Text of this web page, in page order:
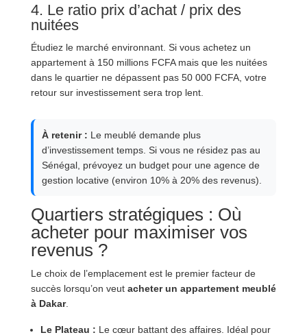
4. Le ratio prix d’achat / prix des
nuitées
Étudiez le marché environnant. Si vous achetez un
appartement à 150 millions FCFA mais que les nuitées
dans le quartier ne dépassent pas 50 000 FCFA, votre
retour sur investissement sera trop lent.
À retenir : Le meublé demande plus
d’investissement temps. Si vous ne résidez pas au
Sénégal, prévoyez un budget pour une agence de
gestion locative (environ 10% à 20% des revenus).
Quartiers stratégiques : Où
acheter pour maximiser vos
revenus ?
Le choix de l’emplacement est le premier facteur de
succès lorsqu’on veut acheter un appartement meublé
à Dakar.
Le Plateau : Le cœur battant des affaires. Idéal pour